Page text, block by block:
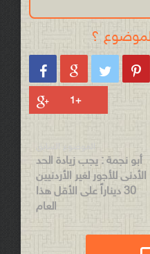
؟
   
أبو نجمة : يجب زيادة الحد
الأدنى للأجور لغير الأردنيين
30 ديناراً على الأقل هذا
العام